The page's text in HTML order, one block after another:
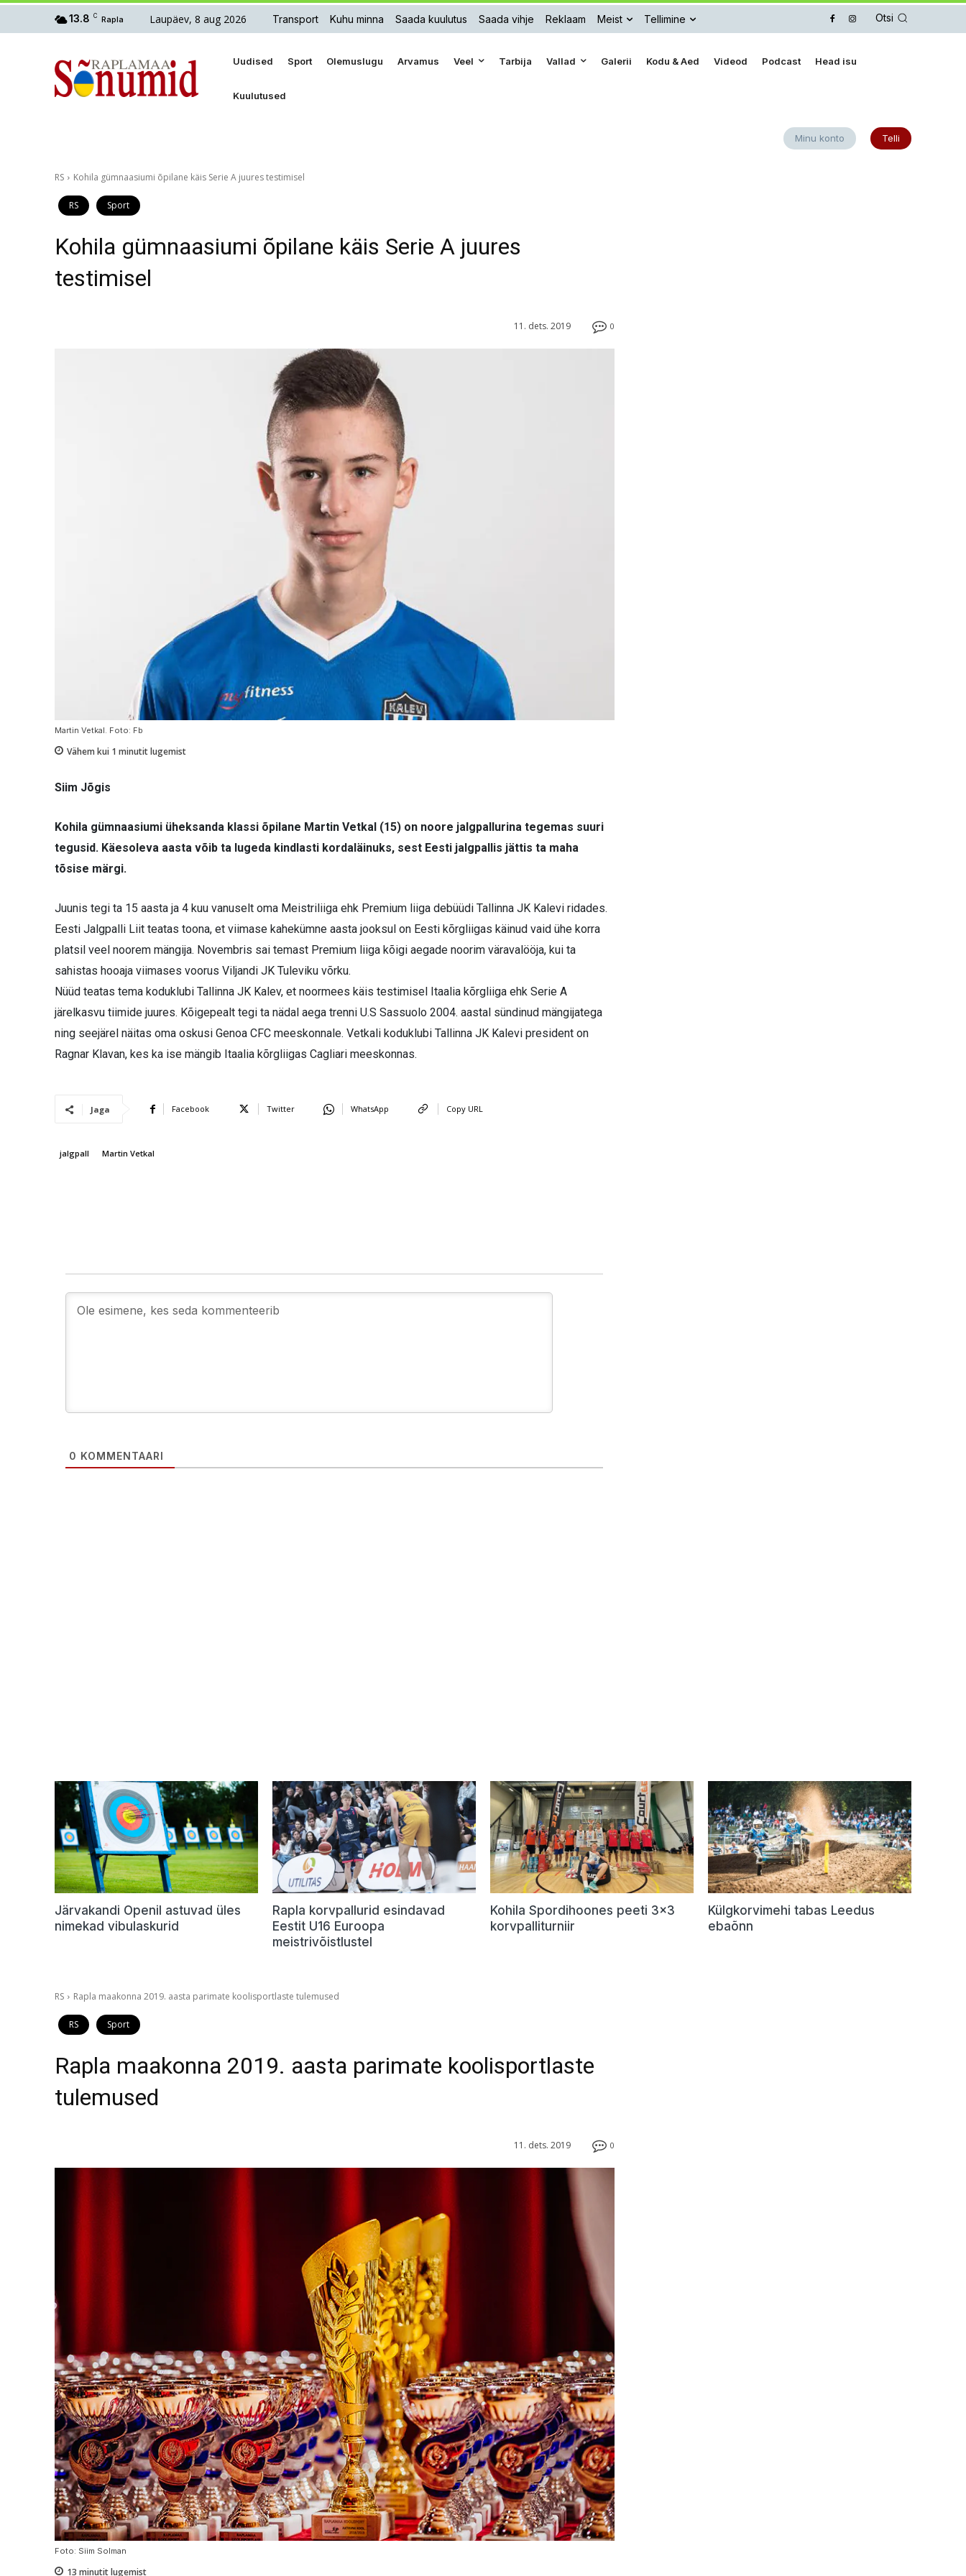
13.8 C Rapla Laupäev, 8 aug 2026 Transport Kuhu minna Saada kuulutus Saada vihje Reklaam Meist Tellimine Otsi
Uudised Sport Olemuslugu Arvamus Veel Tarbija Vallad Galerii Kodu & Aed Videod Podcast Head isu
Kuulutused
Minu konto Telli
RS Kohila gümnaasiumi õpilane käis Serie A juures testimisel
RS Sport
Kohila gümnaasiumi õpilane käis Serie A juures
testimisel
0
11. dets. 2019
Martin Vetkal. Foto: Fb
Vähem kui 1 minutit lugemist
Siim Jõgis
Kohila gümnaasiumi üheksanda klassi õpilane Martin Vetkal (15) on noore jalgpallurina tegemas suuri
tegusid. Käesoleva aasta võib ta lugeda kindlasti kordaläinuks, sest Eesti jalgpallis jättis ta maha
tõsise märgi.
Juunis tegi ta 15 aasta ja 4 kuu vanuselt oma Meistriliiga ehk Premium liiga debüüdi Tallinna JK Kalevi ridades.
Eesti Jalgpalli Liit teatas toona, et viimase kahekümne aasta jooksul on Eesti kõrgliigas käinud vaid ühe korra
platsil veel noorem mängija. Novembris sai temast Premium liiga kõigi aegade noorim väravalööja, kui ta
sahistas hooaja viimases voorus Viljandi JK Tuleviku võrku.
Nüüd teatas tema koduklubi Tallinna JK Kalev, et noormees käis testimisel Itaalia kõrgliiga ehk Serie A
järelkasvu tiimide juures. Kõigepealt tegi ta nädal aega trenni U.S Sassuolo 2004. aastal sündinud mängijatega
ning seejärel näitas oma oskusi Genoa CFC meeskonnale. Vetkali koduklubi Tallinna JK Kalevi president on
Ragnar Klavan, kes ka ise mängib Itaalia kõrgliigas Cagliari meeskonnas.
Jaga Facebook Twitter WhatsApp Copy URL
jalgpall Martin Vetkal
0 KOMMENTAARI
Järvakandi Openil astuvad üles
nimekad vibulaskurid
Rapla korvpallurid esindavad
Eestit U16 Euroopa
meistrivõistlustel
Kohila Spordihoones peeti 3×3
korvpalliturniir
Külgkorvimehi tabas Leedus
ebaõnn